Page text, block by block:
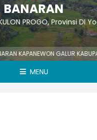
BANARAN
PROGO, Provinsi DI
KAPANEWON GALUR
MENU